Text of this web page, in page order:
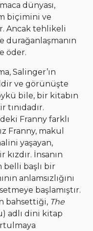
dünyası,
biçimini ve
Ancak tehlikeli
durağanlaşmanın
öder.
Salinger’ın
ve görünüşte
bile, bir kitabın
tınıdadır.
Franny farklı
Franny, makul
yaşayan,
İnsanın
belli başlı bir
anlamsızlığını
başlamıştır.
bahsettiği, The
adlı dini kitap